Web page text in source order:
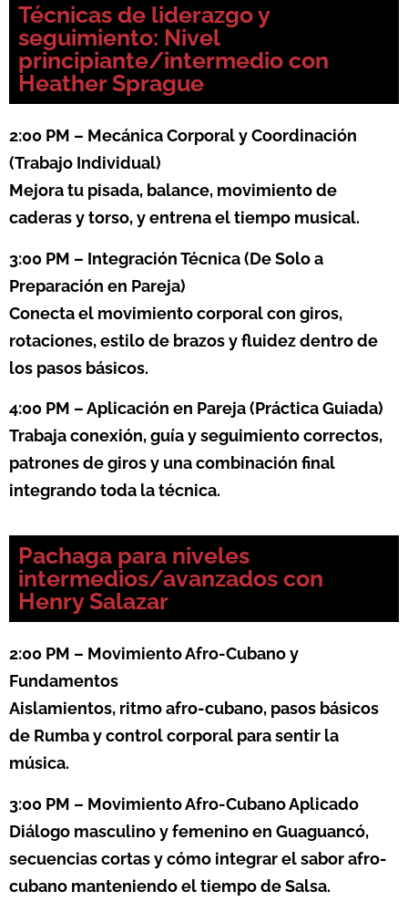
Técnicas de liderazgo y
seguimiento: Nivel
principiante/intermedio con
Heather Sprague
2:00 PM – Mecánica Corporal y Coordinación
(Trabajo Individual)
Mejora tu pisada, balance, movimiento de
caderas y torso, y entrena el tiempo musical.
3:00 PM – Integración Técnica (De Solo a
Preparación en Pareja)
Conecta el movimiento corporal con giros,
rotaciones, estilo de brazos y fluidez dentro de
los pasos básicos.
4:00 PM – Aplicación en Pareja (Práctica Guiada)
Trabaja conexión, guía y seguimiento correctos,
patrones de giros y una combinación final
integrando toda la técnica.
Pachaga para niveles
intermedios/avanzados con
Henry Salazar
2:00 PM – Movimiento Afro-Cubano y
Fundamentos
Aislamientos, ritmo afro-cubano, pasos básicos
de Rumba y control corporal para sentir la
música.
3:00 PM – Movimiento Afro-Cubano Aplicado
Diálogo masculino y femenino en Guaguancó,
secuencias cortas y cómo integrar el sabor afro-
cubano manteniendo el tiempo de Salsa.